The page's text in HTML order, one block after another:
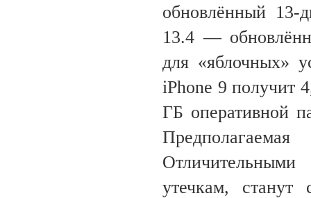
обновлённый
13.4 —
для «яблочных»
iPhone 9 получит
ГБ оперативной
утечкам, станут